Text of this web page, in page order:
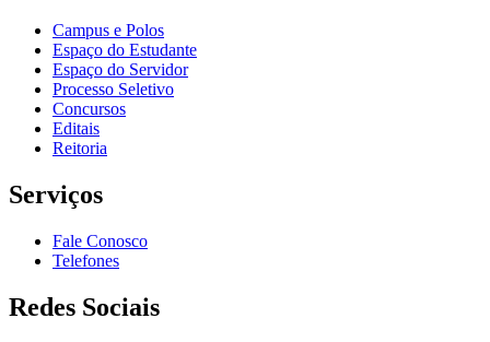
Campus e Polos
Espaço do Estudante
Espaço do Servidor
Processo Seletivo
Concursos
Editais
Reitoria
Serviços
Fale Conosco
Telefones
Redes Sociais